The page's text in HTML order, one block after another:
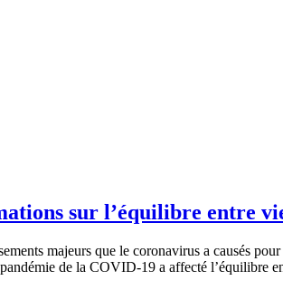
sur l’équilibre entre
majeurs que le coronavirus a causés
de la COVID‑19 a affecté l’équilibre